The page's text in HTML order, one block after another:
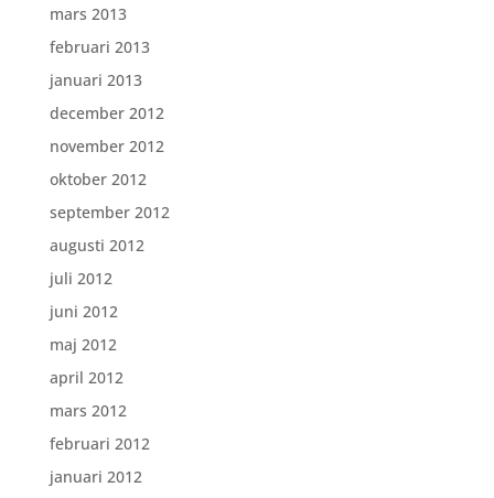
mars 2013
februari 2013
januari 2013
december 2012
november 2012
oktober 2012
september 2012
augusti 2012
juli 2012
juni 2012
maj 2012
april 2012
mars 2012
februari 2012
januari 2012